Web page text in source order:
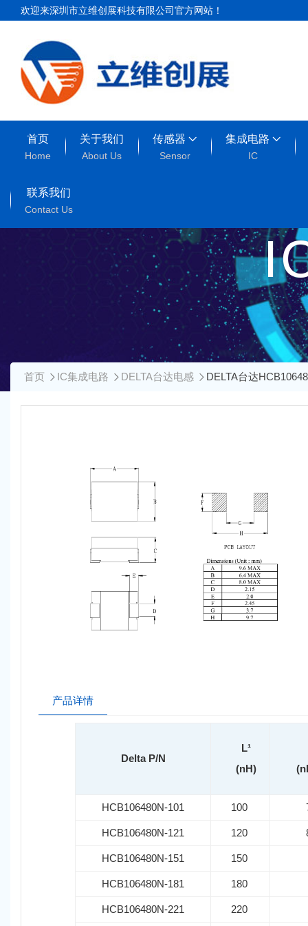
欢迎来深圳市立维创展科技有限公司官方网站！
首页
Home
关于我们
About Us
传感器
Sensor
集成电路
IC
联系我们
Contact Us
首页 IC集成电路 DELTA台达电感 DELTA台达
产品详情
Delta P/N
L¹
(nH)
HCB106480N-101 100
HCB106480N-121 120
HCB106480N-151 150
HCB106480N-181 180
HCB106480N-221 220